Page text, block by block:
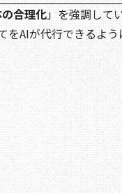
合理化」を強調して
をAIが代行できるよう